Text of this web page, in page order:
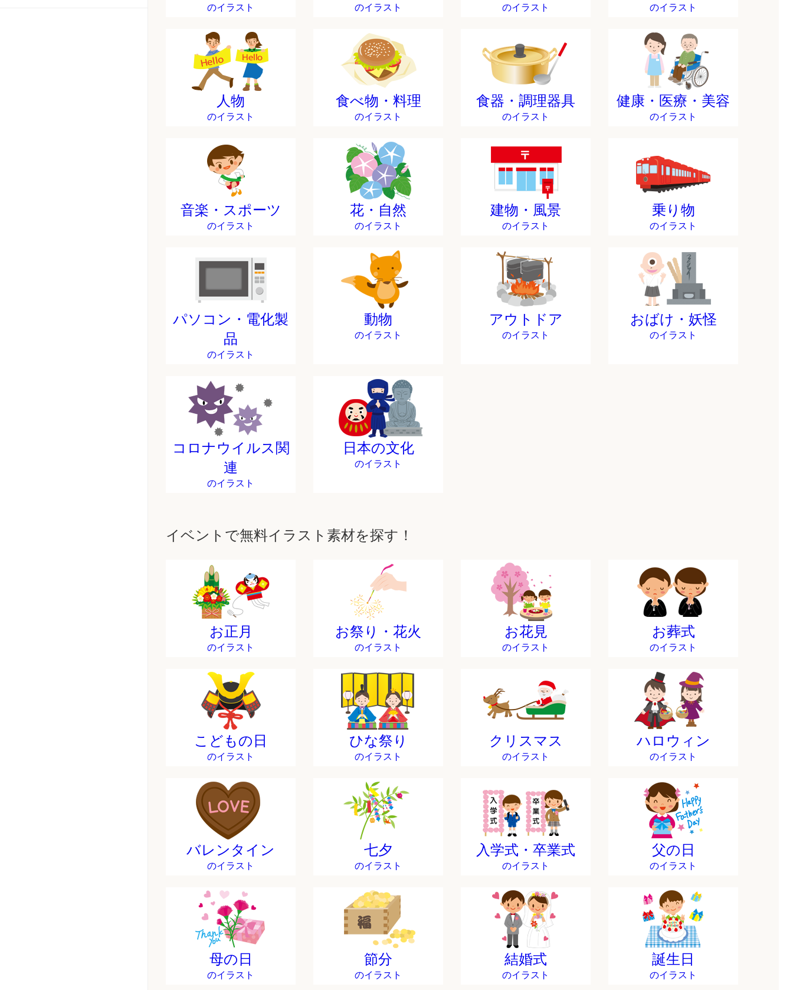
のイラスト のイラスト のイラスト のイラスト
人物
のイラスト
食べ物・料理
のイラスト
食器・調理器具
のイラスト
健康・医療・美容
のイラスト
音楽・スポーツ
のイラスト
花・自然
のイラスト
建物・風景
のイラスト
乗り物
のイラスト
パソコン・電化製
品
のイラスト
動物
のイラスト
アウトドア
のイラスト
おばけ・妖怪
のイラスト
コロナウイルス関
連
のイラスト
日本の文化
のイラスト
イベントで無料イラスト素材を探す！
お正月
のイラスト
お祭り・花火
のイラスト
お花見
のイラスト
お葬式
のイラスト
こどもの日
のイラスト
ひな祭り
のイラスト
クリスマス
のイラスト
ハロウィン
のイラスト
バレンタイン
のイラスト
七夕
のイラスト
入学式・卒業式
のイラスト
父の日
のイラスト
母の日
のイラスト
節分
のイラスト
結婚式
のイラスト
誕生日
のイラスト